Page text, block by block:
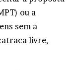
ou a
sem a
livre,